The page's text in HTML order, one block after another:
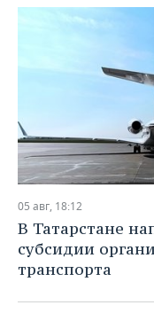
05 авг, 18:12
В Татарстане
субсидии
транспорта